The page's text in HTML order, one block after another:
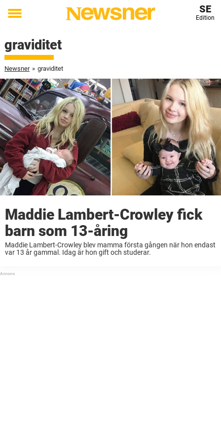
Toggle
SE
Edition
graviditet
Newsner » graviditet
Maddie Lambert-Crowley fick
barn som 13-åring
Maddie Lambert-Crowley blev mamma första gången när hon endast
var 13 år gammal. Idag är hon gift och studerar.